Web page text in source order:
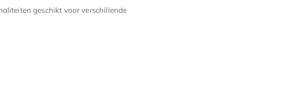
geschikt voor verschillende